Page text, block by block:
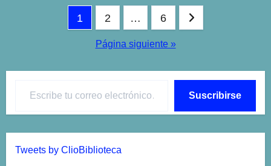
Paginación
entradas
1 2 … 6
Página siguiente »
Suscribirse
Tweets by ClioBiblioteca